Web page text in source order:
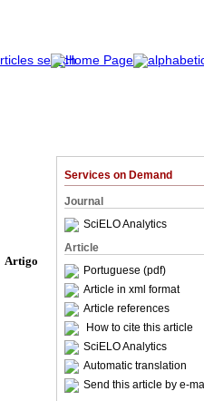
Services on Demand
Journal
SciELO Analytics
Article
Portuguese (pdf)
Article in xml format
Article references
How to cite this article
SciELO Analytics
Automatic translation
Send this article by e-
Artigo